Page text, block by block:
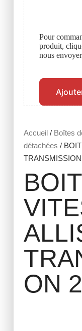
Accueil/ Boîtes
détachées /
ON
Pour
produit,
nous